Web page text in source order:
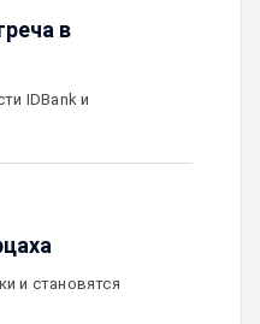
в
IDBank и
и становятся